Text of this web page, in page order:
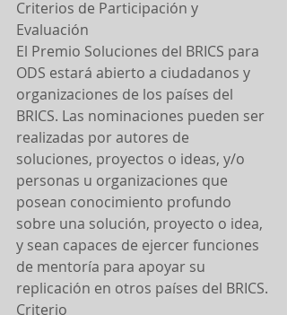
Criterios de Participación y
Evaluación
El Premio Soluciones del BRICS para
ODS estará abierto a ciudadanos y
organizaciones de los países del
BRICS. Las nominaciones pueden ser
realizadas por autores de
soluciones, proyectos o ideas, y/o
personas u organizaciones que
posean conocimiento profundo
sobre una solución, proyecto o idea,
y sean capaces de ejercer funciones
de mentoría para apoyar su
replicación en otros países del BRICS.
Criterio